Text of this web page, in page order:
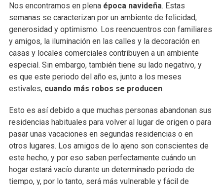
Nos encontramos en plena época navideña. Estas
semanas se caracterizan por un ambiente de felicidad,
generosidad y optimismo. Los reencuentros con familiares
y amigos, la iluminación en las calles y la decoración en
casas y locales comerciales contribuyen a un ambiente
especial. Sin embargo, también tiene su lado negativo, y
es que este periodo del año es, junto a los meses
estivales, cuando más robos se producen.
Esto es así debido a que muchas personas abandonan sus
residencias habituales para volver al lugar de origen o para
pasar unas vacaciones en segundas residencias o en
otros lugares. Los amigos de lo ajeno son conscientes de
este hecho, y por eso saben perfectamente cuándo un
hogar estará vacío durante un determinado periodo de
tiempo, y, por lo tanto, será más vulnerable y fácil de